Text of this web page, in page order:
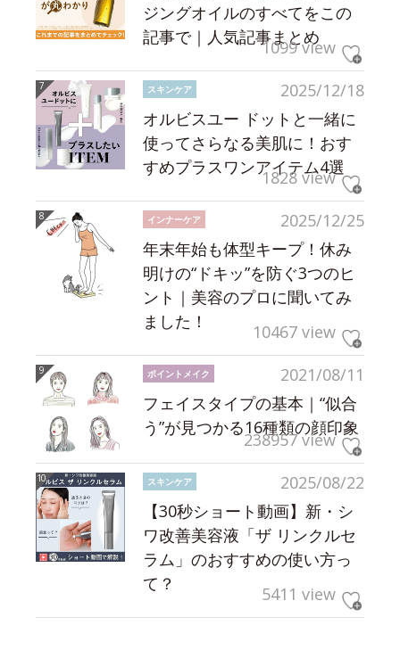
ジングオイルのすべてをこの
記事で｜人気記事まとめ
1099 view
2025/12/18
スキンケア
オルビスユー ドットと一緒に
使ってさらなる美肌に！おす
すめプラスワンアイテム4選
1828 view
2025/12/25
インナーケア
年末年始も体型キープ！休み
明けの“ドキッ”を防ぐ3つのヒ
ント｜美容のプロに聞いてみ
ました！
10467 view
2021/08/11
ポイントメイク
フェイスタイプの基本｜“似合
う”が見つかる16種類の顔印象
238957 view
2025/08/22
スキンケア
【30秒ショート動画】新・シ
ワ改善美容液「ザ リンクルセ
ラム」のおすすめの使い方っ
て？
5411 view